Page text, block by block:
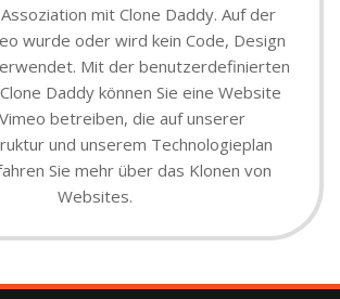
mit Clone Daddy. Auf der
wurde oder wird kein Code, Design
Mit der benutzerdefinierten
Daddy können Sie eine Website
betreiben, die auf unserer
und unserem Technologieplan
Sie mehr über das Klonen von
Websites.